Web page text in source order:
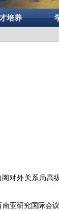
培养
对外关系局高
南亚研究国际会